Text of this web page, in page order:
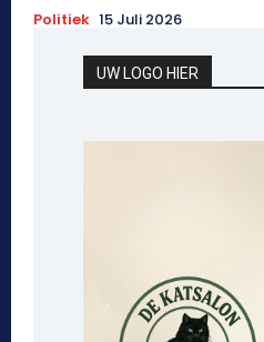
Politiek 15 Juli 2026
UW LOGO HIER